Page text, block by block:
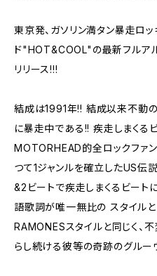
東京発、ガソリン満タン暴走ロ
ド"HOT&COOL"の最新フルア
リリース!!!
結成は1991年!! 結成以来不動の
に暴走中である!! 疾走しまくる
MOTORHEAD的全ロックファ
つて1ジャンルを確立したUS伝
&2ビートで疾走しまくるビート
語歌詞が唯一無比の スタイル
RAMONESスタイルと同じく、
らし続ける彼等の奇跡のグルー